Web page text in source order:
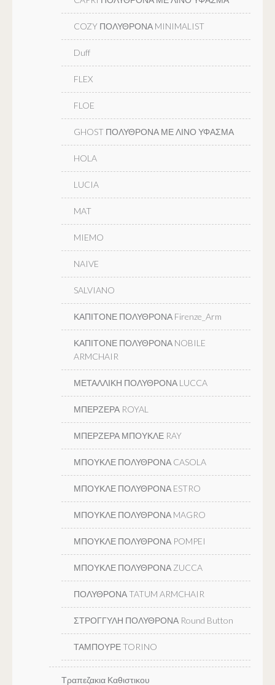
COZY ΠΟΛΥΘΡΟΝΑ MINIMALIST
Duff
FLEX
FLOE
GHOST ΠΟΛΥΘΡΟΝΑ ΜΕ ΛΙΝΟ ΥΦΑΣΜΑ
HOLA
LUCIA
MAT
MIEMO
NAIVE
SALVIANO
ΚΑΠΙΤΟΝΕ ΠΟΛΥΘΡΟΝΑ Firenze_Arm
ΚΑΠΙΤΟΝΕ ΠΟΛΥΘΡΟΝΑ NOBILE
ARMCHAIR
ΜΕΤΑΛΛΙΚΗ ΠΟΛΥΘΡΟΝΑ LUCCA
ΜΠΕΡΖΕΡΑ ROYAL
ΜΠΕΡΖΕΡΑ ΜΠΟΥΚΛΕ RAY
ΜΠΟΥΚΛΕ ΠΟΛΥΘΡΟΝΑ CASOLA
ΜΠΟΥΚΛΕ ΠΟΛΥΘΡΟΝΑ ESTRO
ΜΠΟΥΚΛΕ ΠΟΛΥΘΡΟΝΑ MAGRO
ΜΠΟΥΚΛΕ ΠΟΛΥΘΡΟΝΑ POMPEI
ΜΠΟΥΚΛΕ ΠΟΛΥΘΡΟΝΑ ZUCCA
ΠΟΛΥΘΡΟΝΑ TATUM ARMCHAIR
ΣΤΡΟΓΓΥΛΗ ΠΟΛΥΘΡΟΝΑ Round Button
ΤΑΜΠΟΥΡΕ TORINO
Τραπεζακια Καθιστικου